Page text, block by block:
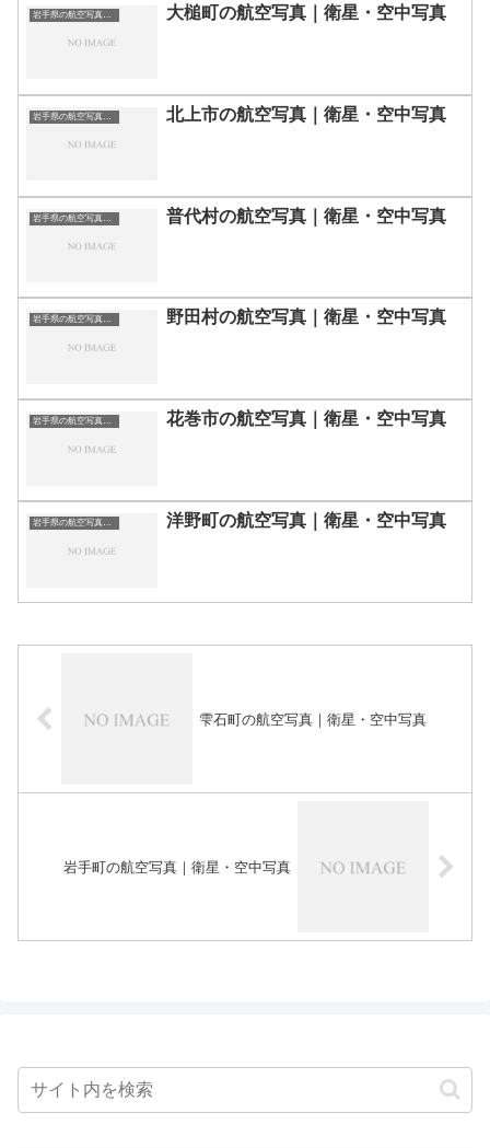
大槌町の航空写真｜衛星・空中写真
北上市の航空写真｜衛星・空中写真
普代村の航空写真｜衛星・空中写真
岩手県の航空写真・空中写真 野田村の航空写真｜衛星・空中写真
岩手県の航空写真・空中写真 花巻市の航空写真｜衛星・空中写真
岩手県の航空写真・空中写真 洋野町の航空写真｜衛星・空中写真
雫石町の航空写真｜衛星・空中写真
岩手町の航空写真｜衛星・空中写真